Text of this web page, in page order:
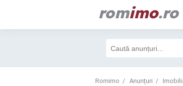
romimo.ro
Romimo Anunțuri